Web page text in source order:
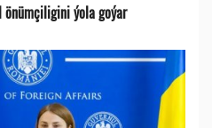
önümçiligini ýola goýar